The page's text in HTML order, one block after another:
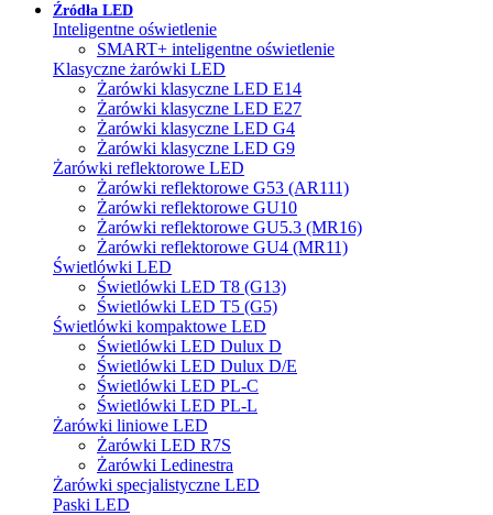
Źródła LED
Inteligentne oświetlenie
SMART+ inteligentne oświetlenie
Klasyczne żarówki LED
Żarówki klasyczne LED E14
Żarówki klasyczne LED E27
Żarówki klasyczne LED G4
Żarówki klasyczne LED G9
Żarówki reflektorowe LED
Żarówki reflektorowe G53 (AR111)
Żarówki reflektorowe GU10
Żarówki reflektorowe GU5.3 (MR16)
Żarówki reflektorowe GU4 (MR11)
Świetlówki LED
Świetlówki LED T8 (G13)
Świetlówki LED T5 (G5)
Świetlówki kompaktowe LED
Świetlówki LED Dulux D
Świetlówki LED Dulux D/E
Świetlówki LED PL-C
Świetlówki LED PL-L
Żarówki liniowe LED
Żarówki LED R7S
Żarówki Ledinestra
Żarówki specjalistyczne LED
Paski LED